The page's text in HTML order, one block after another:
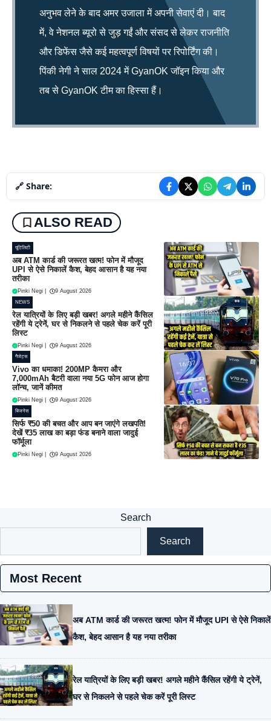
अनुभव लेने के बाद अमर उजाला में अपनी सेवाएं दी। बाद
में, वे नेशनल ब्यूरो से जुड़ गईं और संसद से लेकर राजनीति
और डिफेंस जैसे कई महत्वपूर्ण विषयों पर रिपोर्टिंग की।
पिंकी नेगी ने साल 2024 में GyanOK जॉइन किया और
तब से GyanOK टीम का हिस्सा हैं।
🔗 Share:
ALSO READ
यूटिलिटी
अब ATM कार्ड की जरूरत खत्म! फोन में मौजूद
UPI से ऐसे निकालें कैश, बेहद आसान है यह नया
तरीका
Pinki Negi 9 August 2026
NEWS
रेल यात्रियों के लिए बड़ी खबर! अगले महीने कैंसिल
रहेंगी ये ट्रेनें, घर से निकलने से पहले चेक करें पूरी
लिस्ट
Pinki Negi 9 August 2026
गैजेट्स
Vivo का धमाका! 200MP कैमरा और
7,000mAh बैटरी वाला नया 5G फोन आज होगा
लॉन्च, जानें कीमत
Pinki Negi 9 August 2026
बिजनेस
सिर्फ ₹50 की बचत और आप बन जाएंगे लखपति!
देखें ₹35 लाख का बड़ा फंड बनाने वाला जादुई
फॉर्मूला
Pinki Negi 9 August 2026
Search
Search
Most Recent
अब ATM कार्ड की जरूरत खत्म! फोन में मौजूद UPI से ऐसे निकालें
कैश, बेहद आसान है यह नया तरीका
रेल यात्रियों के लिए बड़ी खबर! अगले महीने कैंसिल रहेंगी ये ट्रेनें,
घर से निकलने से पहले चेक करें पूरी लिस्ट